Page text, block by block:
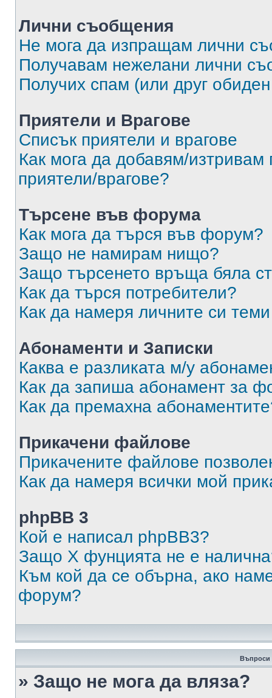
Лични съобщения
Не мога да изпращам лични
Получавам нежелани лични
Получих спам (или друг
Приятели и Врагове
Списък приятели и врагове
Как мога да добавям/изтривам
приятели/врагове?
Търсене във форума
Как мога да търся във форум?
Защо не намирам нищо?
Защо търсенето връща бяла
Как да търся потребители?
Как да намеря личните си
Абонаменти и Записки
Каква е разликата м/у
Как да запиша абонамент за
Как да премахна
Прикачени файлове
Прикачените файлове
Как да намеря всички мой
phpBB 3
Кой е написал phpBB3?
Защо X фунцията не е
Към кой да се обърна, ако
форум?
Въпроси
» Защо не мога да вляза?